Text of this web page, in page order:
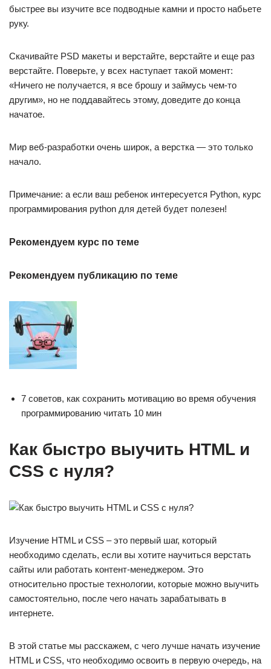
быстрее вы изучите все подводные камни и просто набьете
руку.
Скачивайте PSD макеты и верстайте, верстайте и еще раз
верстайте. Поверьте, у всех наступает такой момент:
«Ничего не получается, я все брошу и займусь чем-то
другим», но не поддавайтесь этому, доведите до конца
начатое.
Мир веб-разработки очень широк, а верстка — это только
начало.
Примечание: а если ваш ребенок интересуется Python, курс
программирования python для детей будет полезен!
Рекомендуем курс по теме
Рекомендуем публикацию по теме
7 советов, как сохранить мотивацию во время обучения
программированию читать 10 мин
Как быстро выучить HTML и
CSS с нуля?
Изучение HTML и CSS – это первый шаг, который
необходимо сделать, если вы хотите научиться верстать
сайты или работать контент-менеджером. Это
относительно простые технологии, которые можно выучить
самостоятельно, после чего начать зарабатывать в
интернете.
В этой статье мы расскажем, с чего лучше начать изучение
HTML и CSS, что необходимо освоить в первую очередь, на